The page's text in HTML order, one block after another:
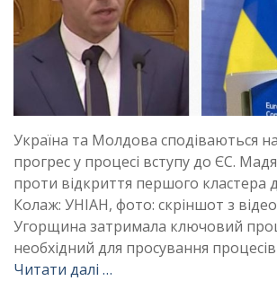
Україна та Молдова сподіваються
прогрес у процесі вступу до ЄС.
проти відкриття першого кластера
Колаж: УНІАН, фото: скріншот з
Угорщина затримала ключовий
необхідний для просування
Читати далі …